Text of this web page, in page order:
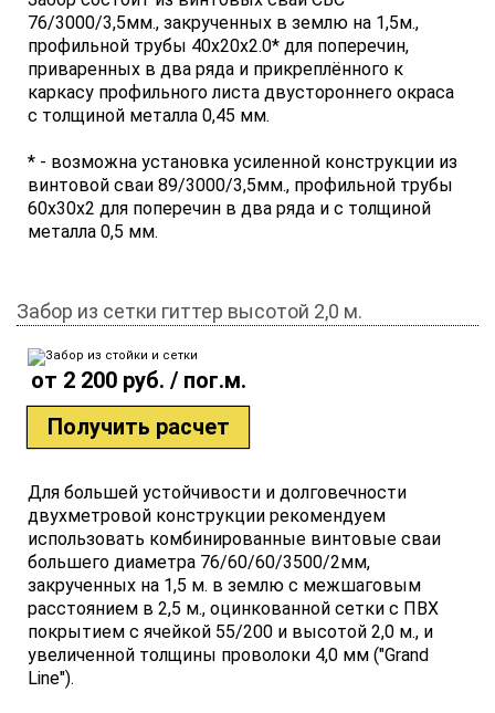
76/3000/3,5мм., закрученных в землю на 1,5м.,
профильной трубы 40х20х2.0* для поперечин,
приваренных в два ряда и прикреплённого к
каркасу профильного листа двустороннего окраса
с толщиной металла 0,45 мм.
* - возможна установка усиленной конструкции из
винтовой сваи 89/3000/3,5мм., профильной трубы
60х30х2 для поперечин в два ряда и с толщиной
металла 0,5 мм.
Забор из сетки гиттер высотой 2,0 м.
от 2 200 руб. / пог.м.
Получить расчет
Для большей устойчивости и долговечности
двухметровой конструкции рекомендуем
использовать комбинированные винтовые сваи
большего диаметра 76/60/60/3500/2мм,
закрученных на 1,5 м. в землю с межшаговым
расстоянием в 2,5 м., оцинкованной сетки с ПВХ
покрытием с ячейкой 55/200 и высотой 2,0 м., и
увеличенной толщины проволоки 4,0 мм ("Grand
Line").